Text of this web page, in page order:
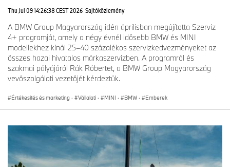
Thu Jul 09 14:26:38 CEST 2026 Sajtóközlemény
A BMW Group Magyarország idén áprilisban megújította Szerviz
4+ programját, amely a négy évnél idősebb BMW és MINI
modellekhez kínál 25–40 százalékos szervizkedvezményeket az
összes hazai hivatalos márkaszervizben. A programról és
szakmai pályájáról Rák Róbertet, a BMW Group Magyarország
vevőszolgálati vezetőjét kérdeztük.
Értékesítés és marketing · Vállalati · MINI · BMW · Emberek